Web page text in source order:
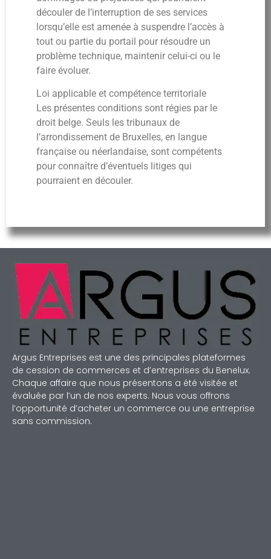
découler de l’interruption de ses services
lorsqu’elle est amenée à suspendre l’accès à
tout ou partie du portail pour résoudre un
problème technique, maintenir celui-ci ou le
faire évoluer.
Loi applicable et compétence territoriale
Les présentes conditions sont régies par le
droit belge. Seuls les tribunaux de
l’arrondissement de Bruxelles, en langue
française ou néerlandaise, sont compétents
pour connaître d’éventuels litiges qui
pourraient en découler.
Argus Entreprises est une des principales plateformes
de cession de commerces et d’entreprises du Benelux.
Chaque affaire que nous présentons a été visitée et
évaluée par l’un de nos experts. Nous vous offrons
l’opportunité d’acheter un commerce ou une entreprise
sans commission.